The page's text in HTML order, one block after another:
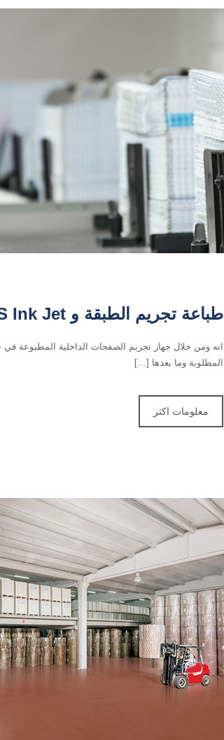
طباعة تجريم الطبقة و HAS Ink Jet
انه ومن خلال جهاز تجريم الصفحات الداخلية المطبوعة
المطلوبة وما بعدها […]
معلومات اكثر